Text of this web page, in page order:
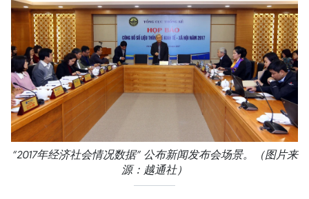
“2017年经济社会情况数据” 公布新闻发布会场景。（图片来
源：越通社）